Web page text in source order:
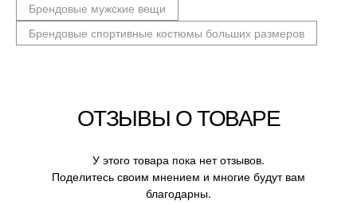
Брендовые мужские вещи
Брендовые спортивные костюмы больших размеров
ОТЗЫВЫ О ТОВАРЕ
У этого товара пока нет отзывов.
Поделитесь своим мнением и многие будут вам
благодарны.